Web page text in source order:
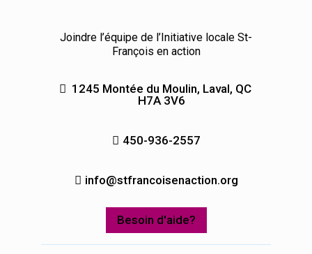
Joindre l’équipe de l’Initiative locale St-
François en action
1245 Montée du Moulin, Laval, QC
H7A 3V6
450-936-2557
info@stfrancoisenaction.org
Besoin d'aide?